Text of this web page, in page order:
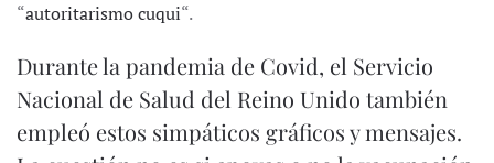
“autoritarismo cuqui“.
Durante la pandemia de Covid, el Servicio
Nacional de Salud del Reino Unido también
empleó estos simpáticos gráficos y mensajes.